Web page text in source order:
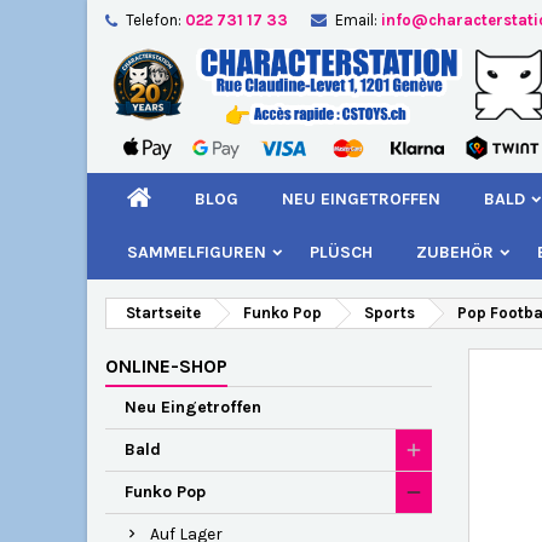
Telefon: 022 731 17 33 Email:
BLOG NEU EINGETROFFEN BALD
SAMMELFIGUREN PLÜSCH ZUBEHÖR
Startseite Funko Pop Sports Pop
ONLINE-SHOP
Neu Eingetroffen
Bald
Funko Pop
Auf Lager